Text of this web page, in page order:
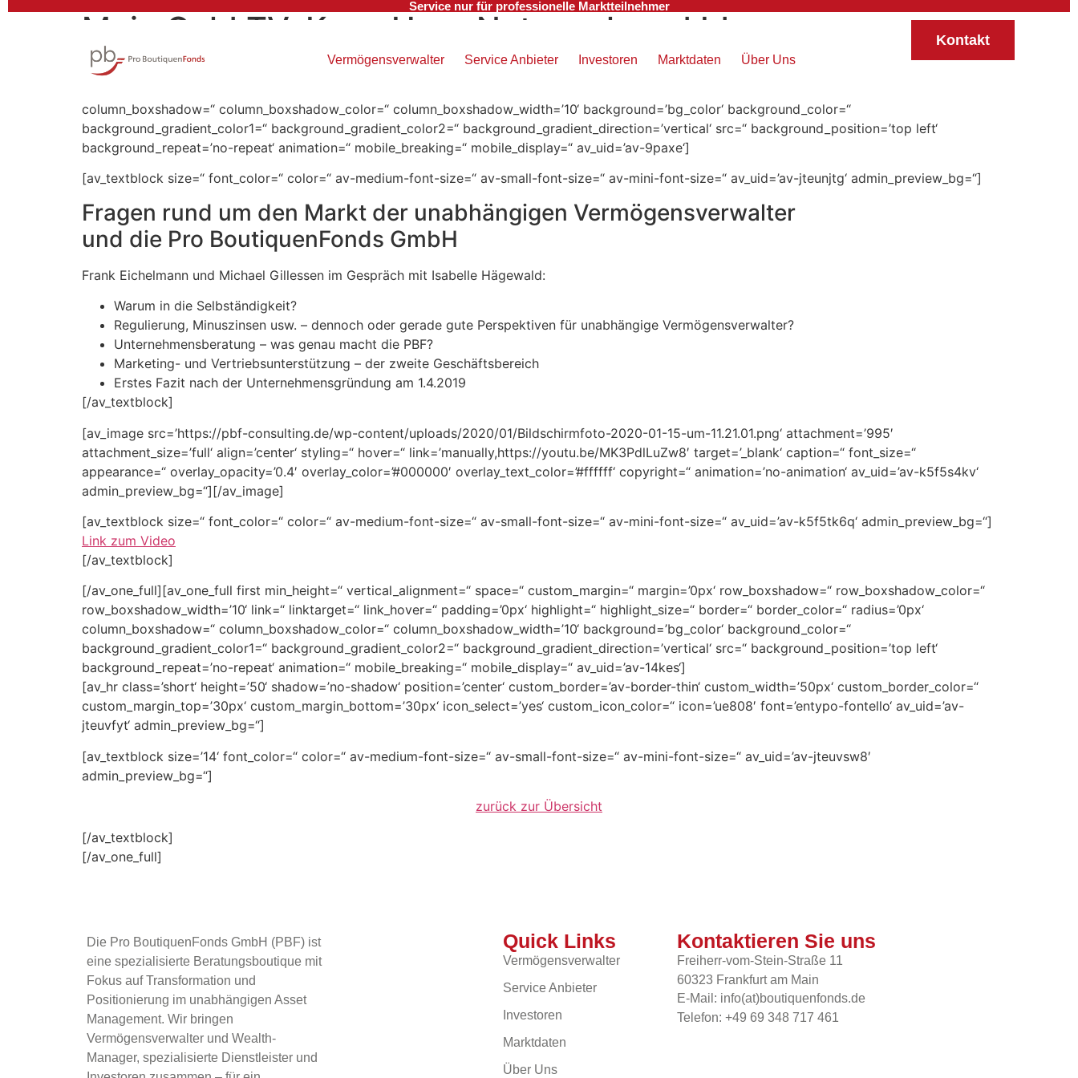
Service nur für professionelle Marktteilnehmer
Vermögensverwalter Service Anbieter Investoren Marktdaten Über Uns
Kontakt
Mein Geld TV: KnowHow, Netzwerk und Ideen
[av_one_full first min_height=“ vertical_alignment=“ space=“ custom_margin=“ margin=’0px‘ row_boxshadow=“ row_boxshadow_color=“
column_boxshadow=“ column_boxshadow_color=“ column_boxshadow_width=’10‘ background=’bg_color‘ background_color=“
background_gradient_color1=“ background_gradient_color2=“ background_gradient_direction=’vertical‘ src=“ background_position=’top left‘
background_repeat=’no-repeat‘ animation=“ mobile_breaking=“ mobile_display=“ av_uid=’av-9paxe‘]
[av_textblock size=“ font_color=“ color=“ av-medium-font-size=“ av-small-font-size=“ av-mini-font-size=“ av_uid=’av-jteunjtg‘ admin_preview_bg=“]
Fragen rund um den Markt der unabhängigen Vermögensverwalter
und die Pro BoutiquenFonds GmbH
Frank Eichelmann und Michael Gillessen im Gespräch mit Isabelle Hägewald:
Warum in die Selbständigkeit?
Regulierung, Minuszinsen usw. – dennoch oder gerade gute Perspektiven für unabhängige Vermögensverwalter?
Unternehmensberatung – was genau macht die PBF?
Marketing- und Vertriebsunterstützung – der zweite Geschäftsbereich
Erstes Fazit nach der Unternehmensgründung am 1.4.2019
[/av_textblock]
[av_image src=’https://pbf-consulting.de/wp-content/uploads/2020/01/Bildschirmfoto-2020-01-15-um-11.21.01.png‘ attachment=’995′
attachment_size=’full‘ align=’center‘ styling=“ hover=“ link=’manually,https://youtu.be/MK3PdlLuZw8′ target=’_blank‘ caption=“ font_size=“
appearance=“ overlay_opacity=’0.4′ overlay_color=’#000000′ overlay_text_color=’#ffffff‘ copyright=“ animation=’no-animation‘ av_uid=’av-k5f5s4kv‘
admin_preview_bg=“][/av_image]
[av_textblock size=“ font_color=“ color=“ av-medium-font-size=“ av-small-font-size=“ av-mini-font-size=“ av_uid=’av-k5f5tk6q‘ admin_preview_bg=“]
Link zum Video
[/av_textblock]
[/av_one_full][av_one_full first min_height=“ vertical_alignment=“ space=“ custom_margin=“ margin=’0px‘ row_boxshadow=“ row_boxshadow_color=“
row_boxshadow_width=’10‘ link=“ linktarget=“ link_hover=“ padding=’0px‘ highlight=“ highlight_size=“ border=“ border_color=“ radius=’0px‘
column_boxshadow=“ column_boxshadow_color=“ column_boxshadow_width=’10‘ background=’bg_color‘ background_color=“
background_gradient_color1=“ background_gradient_color2=“ background_gradient_direction=’vertical‘ src=“ background_position=’top left‘
background_repeat=’no-repeat‘ animation=“ mobile_breaking=“ mobile_display=“ av_uid=’av-14kes‘]
[av_hr class=’short‘ height=’50‘ shadow=’no-shadow‘ position=’center‘ custom_border=’av-border-thin‘ custom_width=’50px‘ custom_border_color=“
custom_margin_top=’30px‘ custom_margin_bottom=’30px‘ icon_select=’yes‘ custom_icon_color=“ icon=’ue808′ font=’entypo-fontello‘ av_uid=’av-
jteuvfyt‘ admin_preview_bg=“]
[av_textblock size=’14‘ font_color=“ color=“ av-medium-font-size=“ av-small-font-size=“ av-mini-font-size=“ av_uid=’av-jteuvsw8′
admin_preview_bg=“]
zurück zur Übersicht
[/av_textblock]
[/av_one_full]
Die Pro BoutiquenFonds GmbH (PBF) ist
eine spezialisierte Beratungsboutique mit
Fokus auf Transformation und
Positionierung im unabhängigen Asset
Management. Wir bringen
Vermögensverwalter und Wealth-
Manager, spezialisierte Dienstleister und
Quick Links
Vermögensverwalter
Service Anbieter
Investoren
Marktdaten
Über Uns
Kontaktieren Sie uns
Freiherr-vom-Stein-Straße 11
60323 Frankfurt am Main
E-Mail: info(at)boutiquenfonds.de
Telefon: +49 69 348 717 461